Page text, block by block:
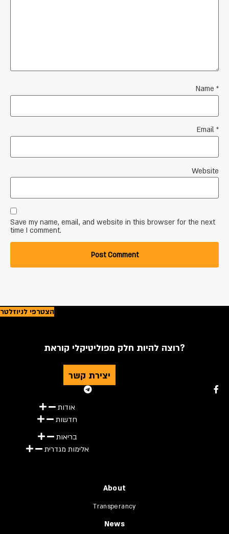
Name *
Email *
Website
Save my name, email, and website in this browser for the next
time I comment.
הצטרפי לניוזלטר
רוצה להיות חלק מפוליטיקלי קוראת?
יצירת קשר
אודות
חדשות
בריאות
אלימות מגדרית
About
Transperancy
News